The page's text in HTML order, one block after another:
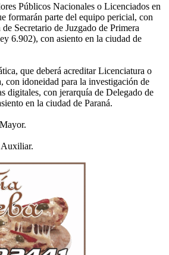
Públicos Nacionales o Licenciados en
formarán parte del equipo pericial, con
Secretario de Juzgado de Primera
6.902), con asiento en la ciudad de
que deberá acreditar Licenciatura o
con idoneidad para la investigación de
digitales, con jerarquía de Delegado de
en la ciudad de Paraná.